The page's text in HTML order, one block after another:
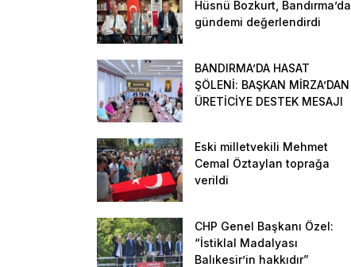
Hüsnü Bozkurt, Bandırma’da
gündemi değerlendirdi
BANDIRMA’DA HASAT
ŞÖLENİ: BAŞKAN MİRZA’DAN
ÜRETİCİYE DESTEK MESAJI
Eski milletvekili Mehmet
Cemal Öztaylan toprağa
verildi
CHP Genel Başkanı Özel:
“İstiklal Madalyası
Balıkesir’in hakkıdır”